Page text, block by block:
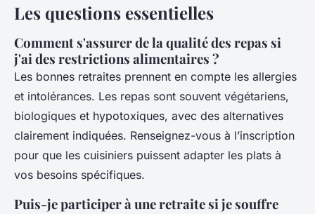
Les questions essentielles
Comment s'assurer de la qualité des repas si
j'ai des restrictions alimentaires ?
Les bonnes retraites prennent en compte les allergies
et intolérances. Les repas sont souvent végétariens,
biologiques et hypotoxiques, avec des alternatives
clairement indiquées. Renseignez-vous à l’inscription
pour que les cuisiniers puissent adapter les plats à
vos besoins spécifiques.
Puis-je participer à une retraite si je souffre